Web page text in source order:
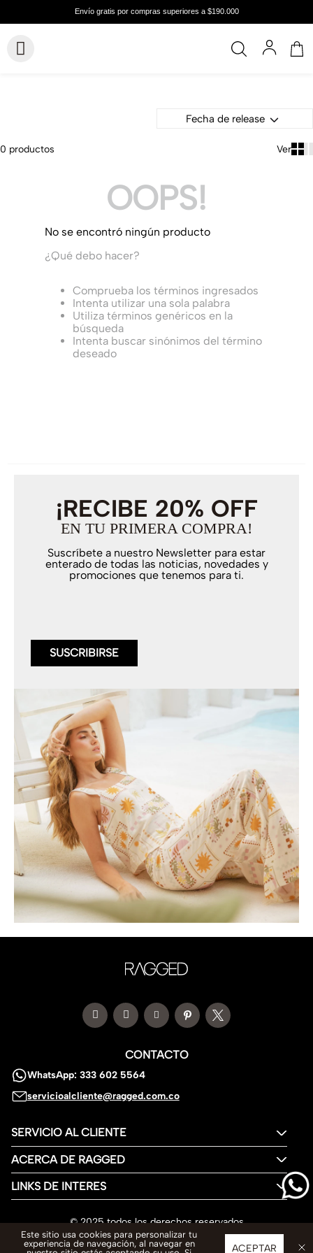
Fecha de release
0 productos
OOPS!
No se encontró ningún producto
¿Qué debo hacer?
Comprueba los términos ingresados
Intenta utilizar una sola palabra
Utiliza términos genéricos en la
búsqueda
Intenta buscar sinónimos del término
deseado
¡RECIBE 20% OFF
EN TU PRIMERA COMPRA!
Suscríbete a nuestro Newsletter para estar
enterado de todas las noticias, novedades y
promociones que tenemos para ti.
SUSCRIBIRSE
CONTACTO
WhatsApp: 333 602 5564
servicioalcliente@ragged.com.co
SERVICIO AL CLIENTE
ACERCA DE RAGGED
LINKS DE INTERES
© 2025 todos los derechos reservados
ACEPTAR
Este sitio usa cookies para personalizar tu
experiencia de navegación, al navegar en